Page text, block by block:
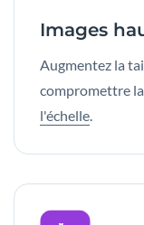
Images
Augmentez la
compromettre
l'échelle.